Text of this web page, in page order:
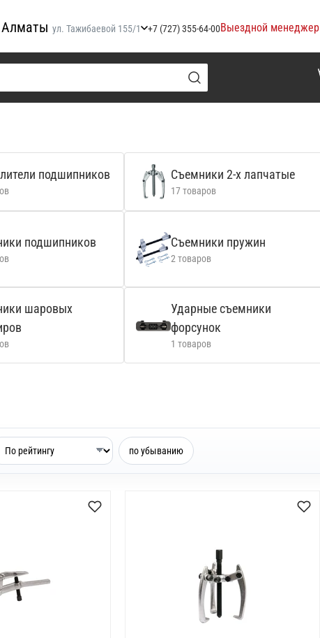
Алматы ул. Тажибаевой 155/1 +7 (727) 355-64-00Выездной менеджер
подшипников Съемники 2-х лапчатые
17 товаров
подшипников Съемники пружин
2 товаров
шаровых
Ударные съемники
форсунок
1 товаров
по убыванию